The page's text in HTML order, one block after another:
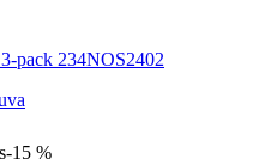
pack 234NOS2402
-15 %